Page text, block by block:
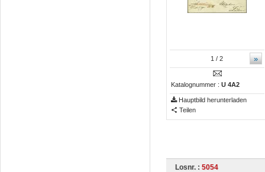
»
1 / 2
Katalognummer : U 4A2
Hauptbild herunterladen
Teilen
Losnr. : 5054